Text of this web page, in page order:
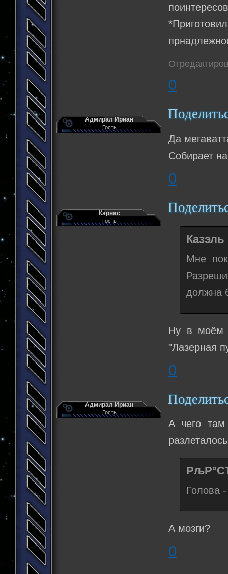
0
Адмирал Ириан
Гость
Да
Собирает
0
Карнас
Гость
Казэль
Мне
должна
Ну в моём
"Лазерная
0
Адмирал Ириан
Гость
А чего
Голова
А мозги?
0